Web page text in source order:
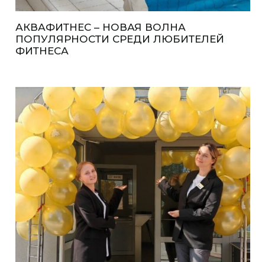
АКВАФИТНЕС – НОВАЯ ВОЛНА
ПОПУЛЯРНОСТИ СРЕДИ ЛЮБИТЕЛЕЙ
ФИТНЕСА